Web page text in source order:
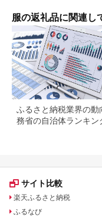
服の返礼品に関連し
ふるさと納税業界の動
務省の自治体ランキン
サイト比較
楽天ふるさと納税
ふるなび